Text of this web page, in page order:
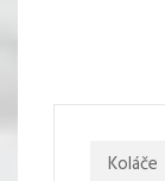
Koláče